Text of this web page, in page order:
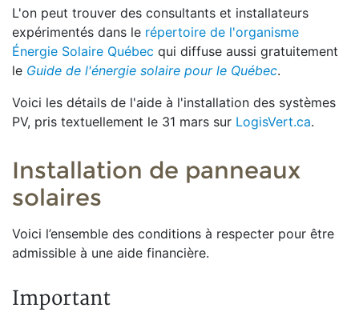
L'on peut trouver des consultants et installateurs
expérimentés dans le répertoire de l'organisme
Énergie Solaire Québec qui diffuse aussi gratuitement
le Guide de l'énergie solaire pour le Québec.
Voici les détails de l'aide à l'installation des systèmes
PV, pris textuellement le 31 mars sur LogisVert.ca.
Installation de panneaux
solaires
Voici l’ensemble des conditions à respecter pour être
admissible à une aide financière.
Important